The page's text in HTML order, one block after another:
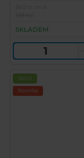
SKLADEM
Akční
Novinka